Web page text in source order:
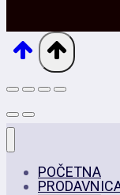
POČETNA